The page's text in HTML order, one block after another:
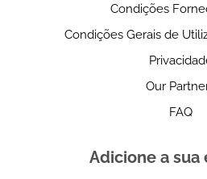
Condições
Condições Gerais de
Our
FAQ
Adicione a sua